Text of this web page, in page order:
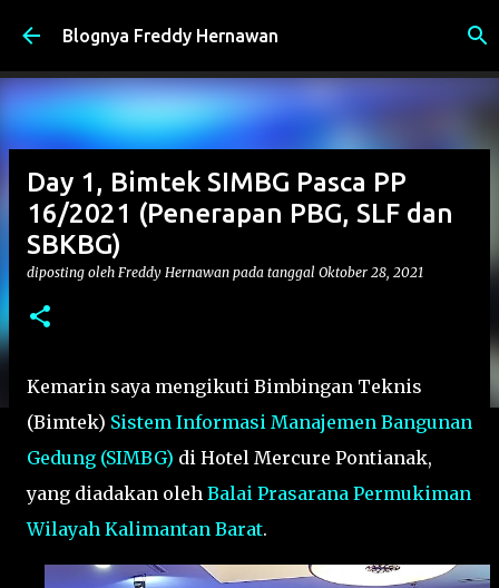
Langsung ke konten utama
Blognya Freddy Hernawan
Day 1, Bimtek SIMBG Pasca PP
16/2021 (Penerapan PBG, SLF dan
SBKBG)
diposting oleh Freddy Hernawan pada tanggal Oktober 28, 2021
Kemarin saya mengikuti Bimbingan Teknis
(Bimtek) Sistem Informasi Manajemen Bangunan
Gedung (SIMBG) di Hotel Mercure Pontianak,
yang diadakan oleh Balai Prasarana Permukiman
Wilayah Kalimantan Barat.